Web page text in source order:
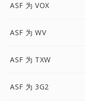
ASF 为 VOX
ASF 为 WV
ASF 为 TXW
ASF 为 3G2